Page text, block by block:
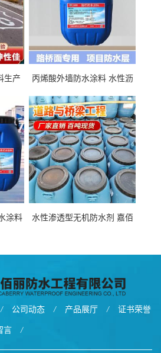
生产
丙烯酸外墙防水涂料 水性沥
厂家
涂料
水性渗透型无机防水剂 嘉佰
/ 公司动态 / 产品展厅 / 证书荣誉
言 /